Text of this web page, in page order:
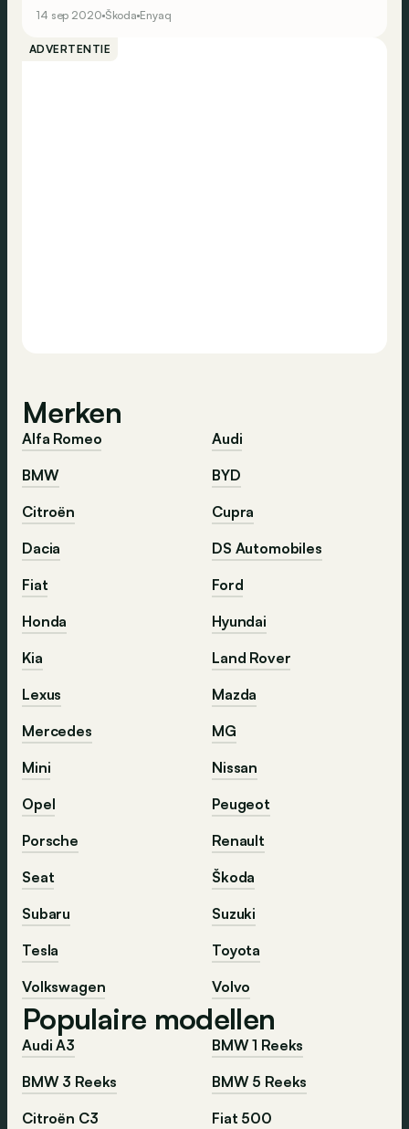
directeur van de Tour de France.
14 sep 2020 Škoda Enyaq
ADVERTENTIE
Merken
Alfa Romeo
Audi
BMW
BYD
Citroën
Cupra
Dacia
DS Automobiles
Fiat
Ford
Honda
Hyundai
Kia
Land Rover
Lexus
Mazda
Mercedes
MG
Mini
Nissan
Opel
Peugeot
Porsche
Renault
Seat
Škoda
Subaru
Suzuki
Tesla
Toyota
Volkswagen
Volvo
Populaire modellen
Audi A3
BMW 1 Reeks
BMW 3 Reeks
BMW 5 Reeks
Citroën C3
Fiat 500